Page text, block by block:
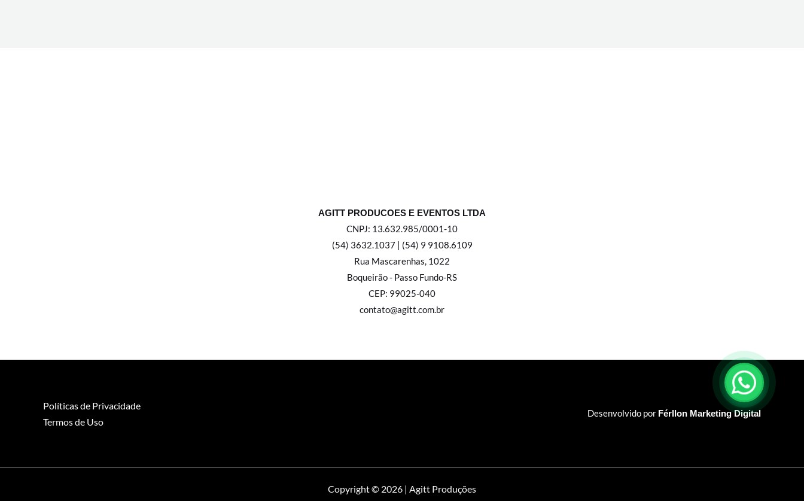
AGITT PRODUCOES E EVENTOS LTDA
CNPJ: 13.632.985/0001-10
(54) 3632.1037 | (54) 9 9108.6109
Rua Mascarenhas, 1022
Boqueirão - Passo Fundo-RS
CEP: 99025-040
contato@agitt.com.br
Políticas de Privacidade
Termos de Uso
Desenvolvido por Férllon Marketing Digital
Copyright © 2026 | Agitt Produções